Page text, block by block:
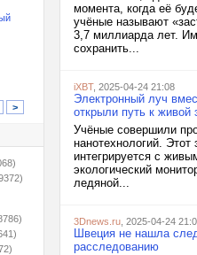
>
момента, когда её
учёные называют
3,7 миллиарда лет.
сохранить...
iXBT, 2025-04-24 21:08
Электронный луч
открыли путь к живой
Учёные совершили
нанотехнологий. Этот
интегрируется с
экологический
ледяной...
3Dnews.ru , 2025-04-24
Швеция не нашла
расследованию